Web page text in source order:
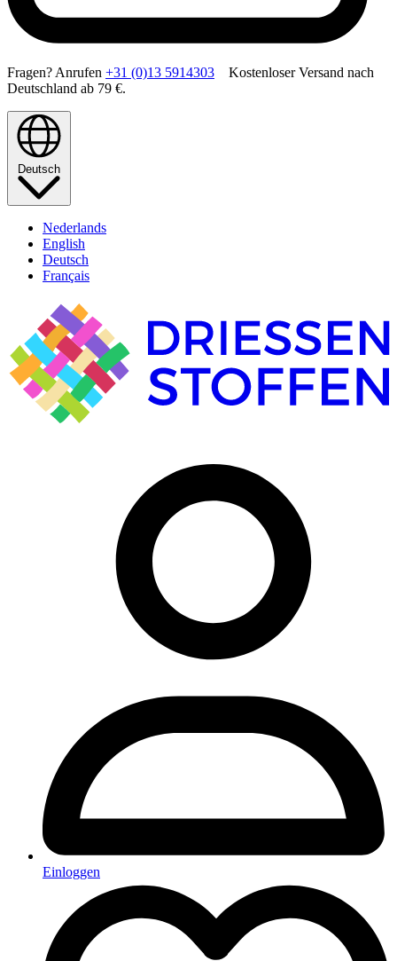
Fragen? Anrufen +31 (0)13 5914303 Kostenloser Versand nach
Deutschland ab 79 €.
Deutsch
Nederlands
English
Deutsch
Français
Einloggen